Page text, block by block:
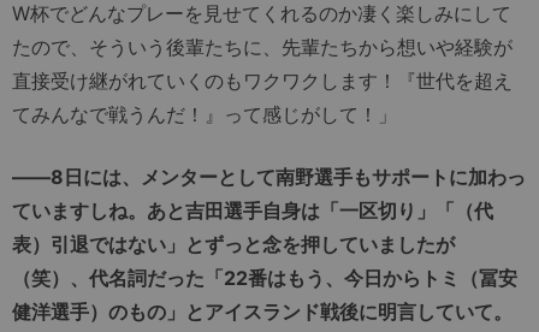
W杯でどんなプレーを見せてくれるのか凄く楽しみにして
たので、そういう後輩たちに、先輩たちから想いや経験が
直接受け継がれていくのもワクワクします！『世代を超え
てみんなで戦うんだ！』って感じがして！」
――8日には、メンターとして南野選手もサポートに加わっ
ていますしね。あと吉田選手自身は「一区切り」「（代
表）引退ではない」とずっと念を押していましたが
（笑）、代名詞だった「22番はもう、今日からトミ（冨安
健洋選手）のもの」とアイスランド戦後に明言していて。